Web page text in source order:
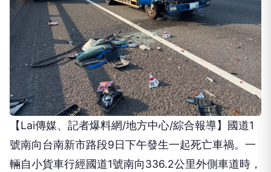
【Lai傳媒、記者爆料網/地方中心/綜合報導】國道1
號南向台南新市路段9日下午發生一起死亡車禍。一
輛自小貨車行經國道1號南向336.2公里外側車道時，